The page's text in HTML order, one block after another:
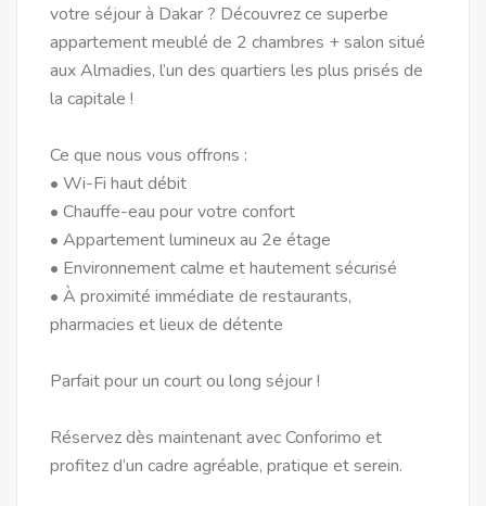
votre séjour à Dakar ? Découvrez ce superbe
appartement meublé de 2 chambres + salon situé
aux Almadies, l’un des quartiers les plus prisés de
la capitale !
Ce que nous vous offrons :
• Wi-Fi haut débit
• Chauffe-eau pour votre confort
• Appartement lumineux au 2e étage
• Environnement calme et hautement sécurisé
• À proximité immédiate de restaurants,
pharmacies et lieux de détente
Parfait pour un court ou long séjour !
Réservez dès maintenant avec Conforimo et
profitez d’un cadre agréable, pratique et serein.